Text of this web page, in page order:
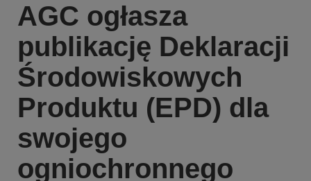
AGC ogłasza
publikację Deklaracji
Środowiskowych
Produktu (EPD) dla
swojego
ogniochronnego